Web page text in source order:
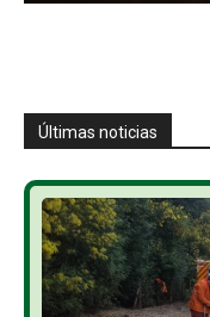
Últimas noticias